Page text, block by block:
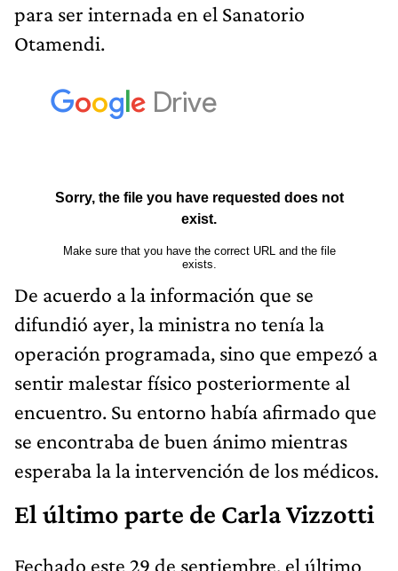
para ser internada en el Sanatorio
Otamendi.
De acuerdo a la información que se
difundió ayer, la ministra no tenía la
operación programada, sino que empezó a
sentir malestar físico posteriormente al
encuentro. Su entorno había afirmado que
se encontraba de buen ánimo mientras
esperaba la la intervención de los médicos.
El último parte de Carla Vizzotti
Fechado este 29 de septiembre, el último